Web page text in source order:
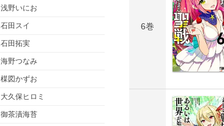
浅野いにお
石田スイ
石田拓実
海野つなみ
楳図かずお
大久保ヒロミ
御茶漬海苔
6巻